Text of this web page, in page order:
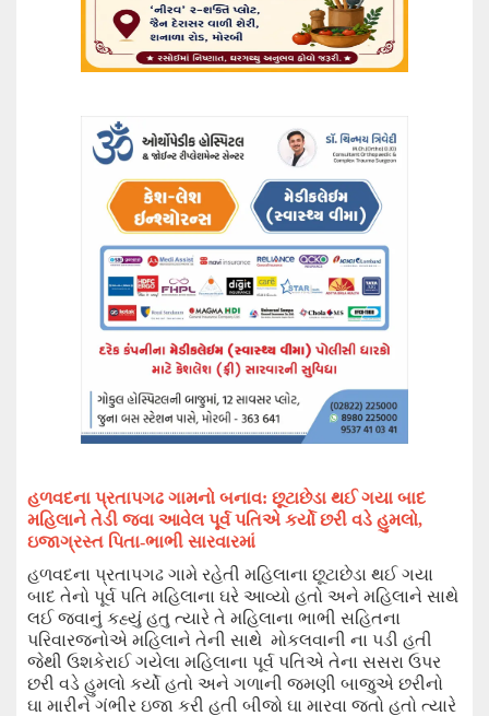
હળવદના પ્રતાપગઢ ગામનો બનાવ: છૂટાછેડા થઈ ગયા બાદ
મહિલાને તેડી જવા આવેલ પૂર્વ પતિએ કર્યો છરી વડે હુમલો,
ઇજાગ્રસ્ત પિતા-ભાભી સારવારમાં
હળવદના પ્રતાપગઢ ગામે રહેતી મહિલાના છૂટાછેડા થઈ ગયા
બાદ તેનો પૂર્વ પતિ મહિલાના ઘરે આવ્યો હતો અને મહિલાને સાથે
લઈ જવાનું કહ્યું હતુ ત્યારે તે મહિલાના ભાભી સહિતના
પરિવારજનોએ મહિલાને તેની સાથે મોકલવાની ના પડી હતી
જેથી ઉશકેરાઈ ગયેલા મહિલાના પૂર્વ પતિએ તેના સસરા ઉપર
છરી વડે હુમલો કર્યો હતો અને ગળાની જમણી બાજુએ છરીનો
ઘા મારીને ગંભીર ઇજા કરી હતી બીજો ઘા મારવા જતો હતો ત્યારે